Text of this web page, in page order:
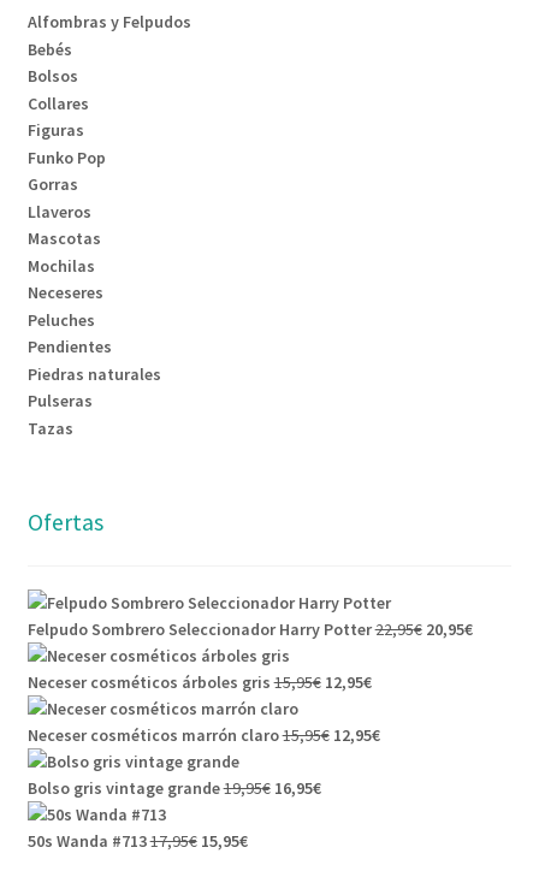
Alfombras y Felpudos
Bebés
Bolsos
Collares
Figuras
Funko Pop
Gorras
Llaveros
Mascotas
Mochilas
Neceseres
Peluches
Pendientes
Piedras naturales
Pulseras
Tazas
Ofertas
Felpudo Sombrero Seleccionador Harry Potter22,95€ 20,95€
Neceser cosméticos árboles gris 15,95€ 12,95€
Neceser cosméticos marrón claro15,95€ 12,95€
Bolso gris vintage grande19,95€ 16,95€
50s Wanda #71317,95€ 15,95€